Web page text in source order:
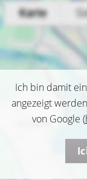
Ich bin damit
angezeigt
von Google (